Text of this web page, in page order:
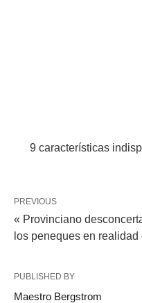
9 características
PREVIOUS
« Provinciano
los peneques en
PUBLISHED BY
Maestro Bergstrom